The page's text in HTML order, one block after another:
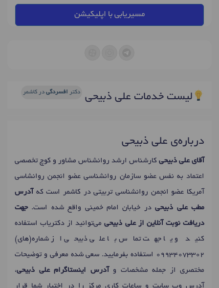
مسیریابی با اپلیکیشن
لیست خدمات علی ذبیحی دکتر افسردگی در کاشمر
درباره‌ی علی ذبیحی
آقای علی ذبیحی کارشناس ارشد روانشناس مشاور و کوچ تخصصی
اعتماد به نفس عضو سازمان روانشناسی عضو انجمن روانشاسی
آمریکا عضو انجمن روانشناسی تربیتی در کاشمر است که آدرس
مطب علی ذبیحیدر خیابان امام خمینی واقع شده است.جهت
دریافت نوبت آنلاین از علی ذبیحیمی‌توانید از دکتریاب استفاده
کنید و یا جهت تماس با علی ذبیحی از شماره(های)
09934073302 استفاده بفرمایید. سعی شده معرفی و توضیحات
مختصری از جمله مشخصات و آدرس اینستاگرام علی ذبیحی،
آدرس وب سایت و ساعات کاری مرکز را در اختیار شما قرار